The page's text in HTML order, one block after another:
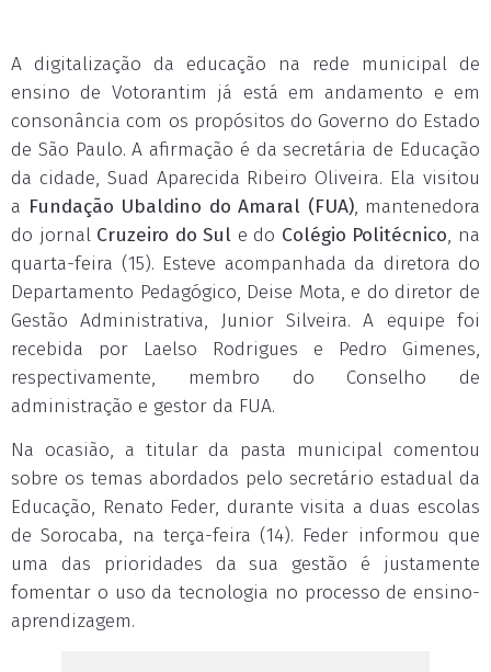
A digitalização da educação na rede municipal de
ensino de Votorantim já está em andamento e em
consonância com os propósitos do Governo do Estado
de São Paulo. A afirmação é da secretária de Educação
da cidade, Suad Aparecida Ribeiro Oliveira. Ela visitou
a Fundação Ubaldino do Amaral (FUA), mantenedora
do jornal Cruzeiro do Sul e do Colégio Politécnico, na
quarta-feira (15). Esteve acompanhada da diretora do
Departamento Pedagógico, Deise Mota, e do diretor de
Gestão Administrativa, Junior Silveira. A equipe foi
recebida por Laelso Rodrigues e Pedro Gimenes,
respectivamente, membro do Conselho de
administração e gestor da FUA.
Na ocasião, a titular da pasta municipal comentou
sobre os temas abordados pelo secretário estadual da
Educação, Renato Feder, durante visita a duas escolas
de Sorocaba, na terça-feira (14). Feder informou que
uma das prioridades da sua gestão é justamente
fomentar o uso da tecnologia no processo de ensino-
aprendizagem.